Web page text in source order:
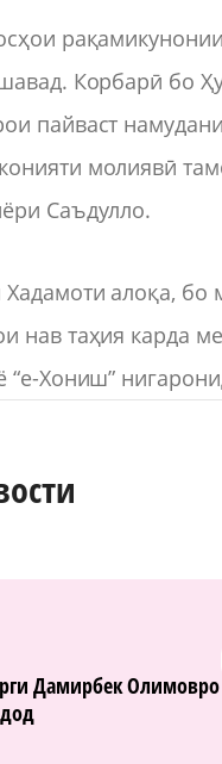
Корбарӣ бо
пайваст
молиявӣ
Саъдулло.
алоқа,
нав таҳия карда
“е-Хониш”
Дамирбек Олимовро